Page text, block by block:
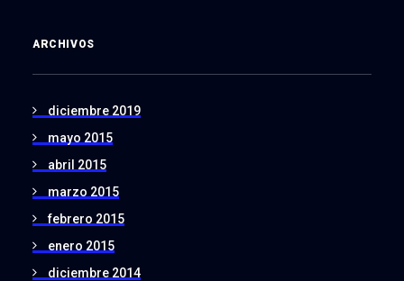
ARCHIVOS
diciembre 2019
mayo 2015
abril 2015
marzo 2015
febrero 2015
enero 2015
diciembre 2014